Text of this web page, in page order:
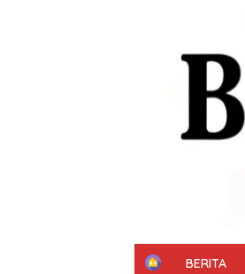
H
BERITA